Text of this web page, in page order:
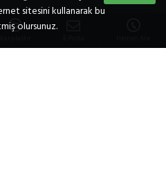
sitesini kullanarak bu
olursunuz.